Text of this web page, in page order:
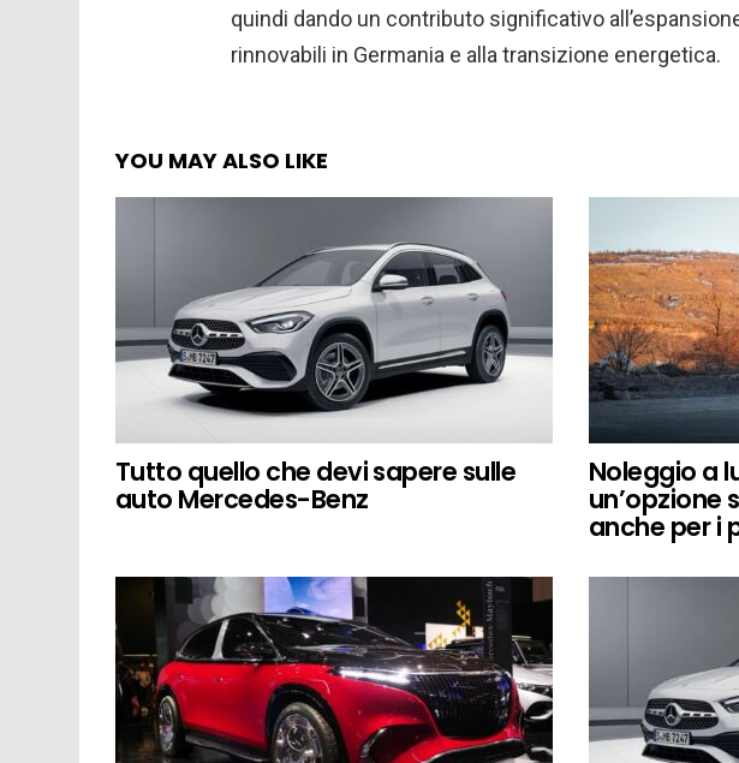
quindi dando un contributo significativo
rinnovabili in Germania e alla transizione energetica.
YOU MAY ALSO LIKE
Tutto quello che devi sapere sulle
auto Mercedes-Benz
Noleggio a
un’opzione
anche per i